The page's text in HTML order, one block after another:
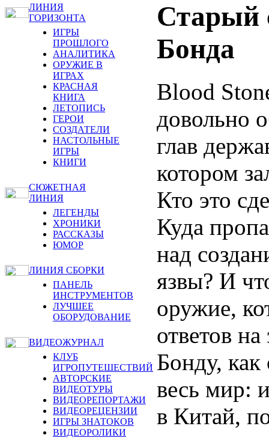
ЛИНИЯ
ГОРИЗОНТА
ИГРЫ
ПРОШЛОГО
АНАЛИТИКА
ОРУЖИЕ В
ИГРАХ
КРАСНАЯ
КНИГА
ЛЕТОПИСЬ
ГЕРОИ
СОЗДАТЕЛИ
НАСТОЛЬНЫЕ
ИГРЫ
КНИГИ
СЮЖЕТНАЯ
ЛИНИЯ
ЛЕГЕНДЫ
ХРОНИКИ
РАССКАЗЫ
ЮМОР
ЛИНИЯ СБОРКИ
ПАНЕЛЬ
ИНСТРУМЕНТОВ
ЛУЧШЕЕ
ОБОРУДОВАНИЕ
ВИДЕОЖУРНАЛ
КЛУБ
ИГРОПУТЕШЕСТВИЙ
АВТОРСКИЕ
ВИДЕОТУРЫ
ВИДЕОРЕПОРТАЖИ
ВИДЕОРЕЦЕНЗИИ
ИГРЫ ЗНАТОКОВ
ВИДЕОРОЛИКИ
Старый
Бонда
Blood
довольно
глав
котором
Кто это
Куда
над
язвы? И
оружие,
ответов
Бонду, как
весь мир:
в Китай,